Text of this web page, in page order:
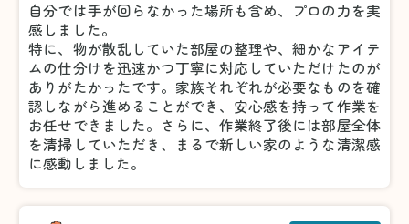
自分では手が回らなかった場所も含め、プロの力を実
感しました。
特に、物が散乱していた部屋の整理や、細かなアイテ
ムの仕分けを迅速かつ丁寧に対応していただけたのが
ありがたかったです。家族それぞれが必要なものを確
認しながら進めることができ、安心感を持って作業を
お任せできました。さらに、作業終了後には部屋全体
を清掃していただき、まるで新しい家のような清潔感
に感動しました。